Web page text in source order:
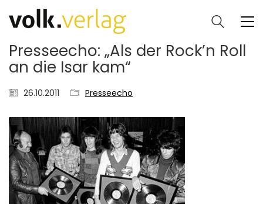
Presseecho: „Als der Rock’n Roll
an die Isar kam“
26.10.2011 Presseecho